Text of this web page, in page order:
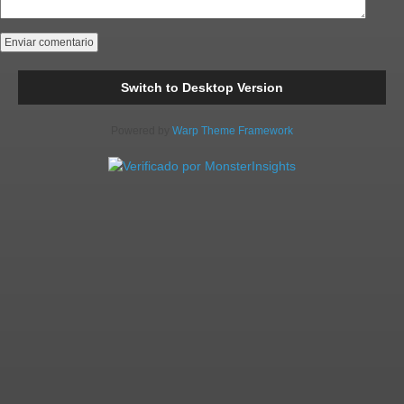
Switch to Desktop Version
Warp Theme Framework